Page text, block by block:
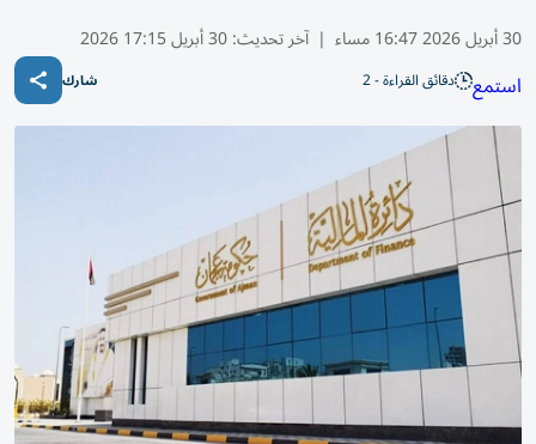
30 أبريل 2026 16:47 مساء | آخر تحديث:30 أبريل 17:15 2026
استمع دقائق القراءة - 2 شارك